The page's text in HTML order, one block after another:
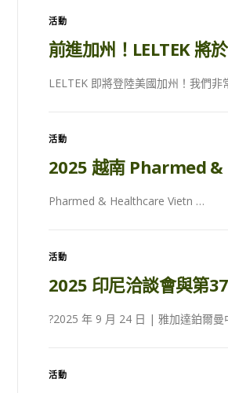
活動
前進加州！LELTEK 將
LELTEK 即將登陸美國加州！我們
活動
2025 越南 Pharmed
Pharmed & Healthcare Vietn …
活動
2025 印尼洽談會與第
?2025 年 9 月 24 日 | 雅加達鉑爾
活動